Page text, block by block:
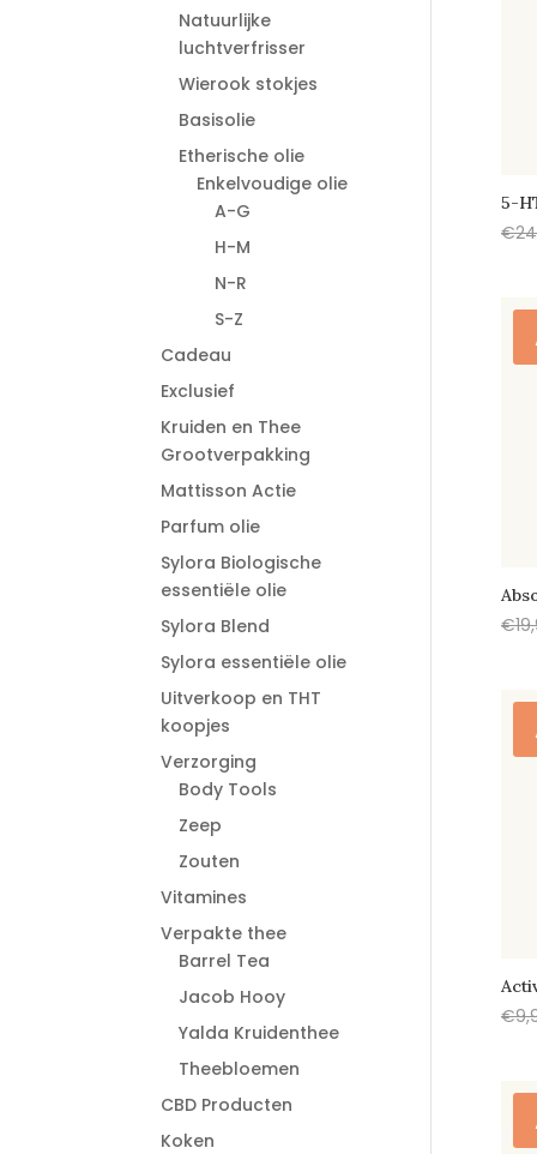
5-
€
€
€
Natuurlijke
luchtverfrisser
Wierook stokjes
Basisolie
Etherische olie
Enkelvoudige olie
A-G
H-M
N-R
S-Z
Cadeau
Exclusief
Kruiden en Thee
Grootverpakking
Mattisson Actie
Parfum olie
Sylora Biologische
essentiële olie
Sylora Blend
Sylora essentiële olie
Uitverkoop en THT
koopjes
Verzorging
Body Tools
Zeep
Zouten
Vitamines
Verpakte thee
Barrel Tea
Jacob Hooy
Yalda Kruidenthee
Theebloemen
CBD Producten
Koken